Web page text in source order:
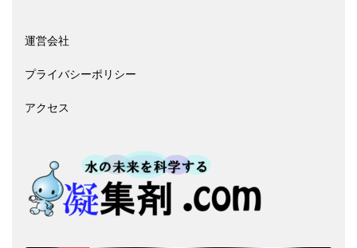
運営会社
プライバシーポリシー
アクセス